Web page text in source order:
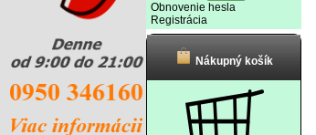
Obnovenie hesla
Registrácia
Nákupný košík